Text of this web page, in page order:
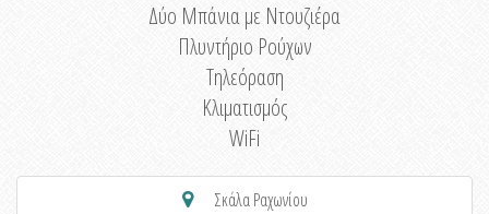
Δύο Μπάνια με Ντουζιέρα
Πλυντήριο Ρούχων
Τηλεόραση
Κλιματισμός
WiFi
Σκάλα Ραχωνίου